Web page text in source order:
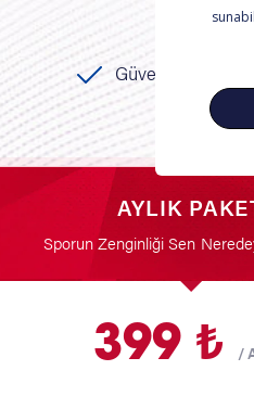
Güvenli Ödeme
AYLIK
Sporun Zenginliği Sen
399 ₺ /